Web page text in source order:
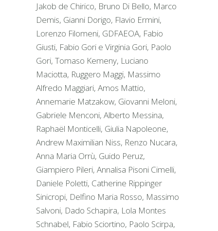
Jakob de Chirico, Bruno Di Bello, Marco
Demis, Gianni Dorigo, Flavio Ermini,
Lorenzo Filomeni, GDFAEOA, Fabio
Giusti, Fabio Gori e Virginia Gori, Paolo
Gori, Tomaso Kemeny, Luciano
Maciotta, Ruggero Maggi, Massimo
Alfredo Maggiari, Amos Mattio,
Annemarie Matzakow, Giovanni Meloni,
Gabriele Menconi, Alberto Messina,
Raphaël Monticelli, Giulia Napoleone,
Andrew Maximilian Niss, Renzo Nucara,
Anna Maria Orrù, Guido Peruz,
Giampiero Pileri, Annalisa Pisoni Cimelli,
Daniele Poletti, Catherine Rippinger
Sinicropi, Delfino Maria Rosso, Massimo
Salvoni, Dado Schapira, Lola Montes
Schnabel, Fabio Sciortino, Paolo Scirpa,